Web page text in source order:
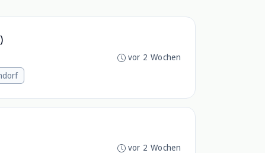
vor 2 Wochen
vor 2 Wochen